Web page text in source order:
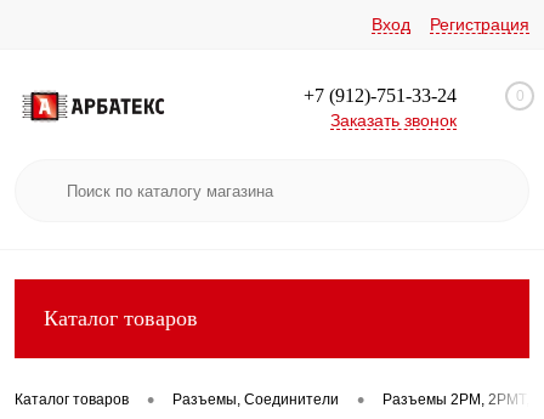
Вход Регистрация
+7 (912)-751-33-24
Заказать звонок
0
Каталог товаров
Каталог товаров • Разъемы, Соединители • Разъемы 2РМ, 2РМТ,